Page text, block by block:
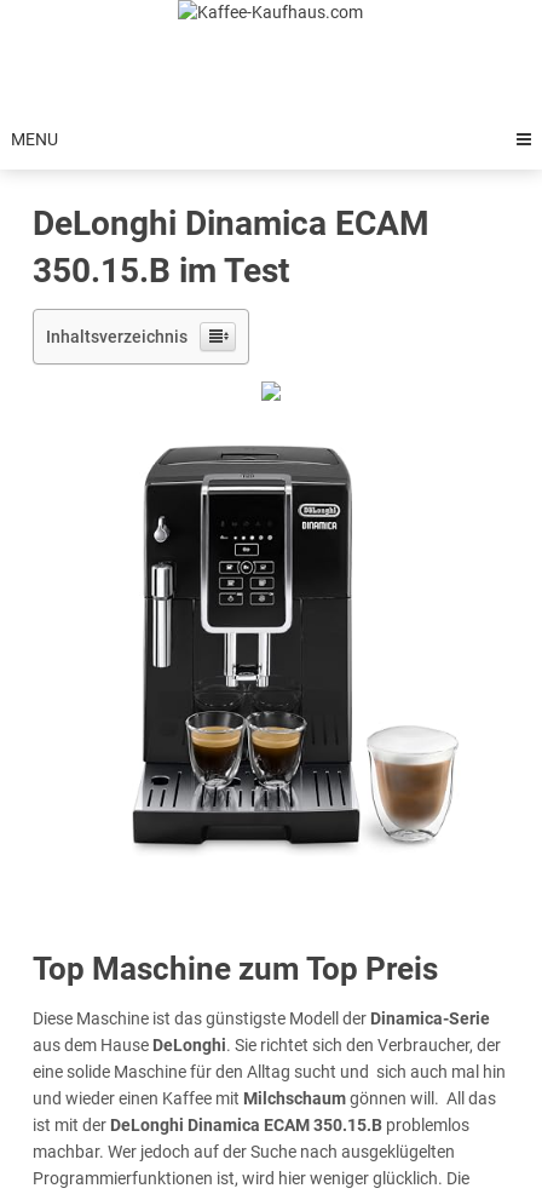
MENU
DeLonghi Dinamica ECAM
350.15.B im Test
Inhaltsverzeichnis
Top Maschine zum Top Preis
Diese Maschine ist das günstigste Modell der Dinamica-Serie
aus dem Hause DeLonghi. Sie richtet sich den Verbraucher, der
eine solide Maschine für den Alltag sucht und sich auch mal hin
und wieder einen Kaffee mit Milchschaumgönnen will. All das
ist mit derDeLonghi Dinamica ECAM 350.15.Bproblemlos
machbar. Wer jedoch auf der Suche nach ausgeklügelten
Programmierfunktionen ist, wird hier weniger glücklich. Die